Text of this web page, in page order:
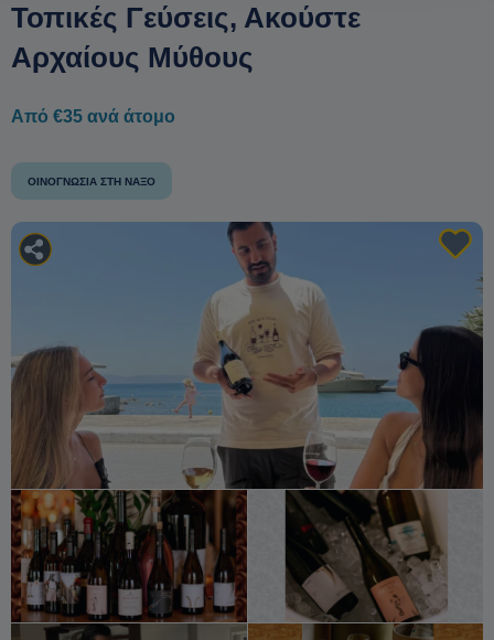
Τοπικές Γεύσεις, Ακούστε
Αρχαίους Μύθους
Από €35 ανά άτομο
ΟΙΝΟΓΝΩΣΊΑ ΣΤΗ ΝΆΞΟ